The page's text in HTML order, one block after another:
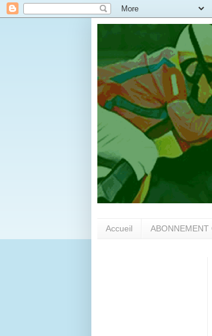
Accueil ABONNEMENT